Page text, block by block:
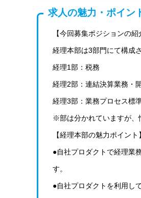
求人の魅力・ポイン
【今回募集ポジションの紹
経理本部は3部門にて構成
経理1部：税務
経理2部：連結決算業務・
経理3部：業務プロセス標
※部は分かれていますが、
【経理本部の魅力ポイント】
●自社プロダクトで経理業
す。
●自社プロダクトを利用し